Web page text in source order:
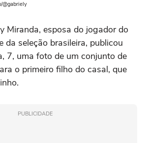
@gabriely
Miranda, esposa do jogador do
da seleção brasileira, publicou
7, uma foto de um conjunto de
o primeiro filho do casal, que
PUBLICIDADE